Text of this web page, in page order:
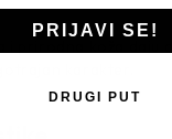
i prirodna koža daju
PRIJAVI SE!
DRUGI PUT